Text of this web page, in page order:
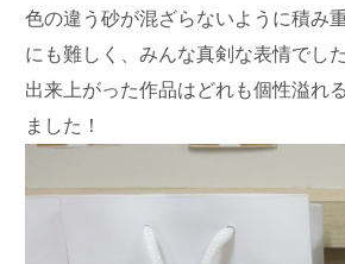
色の違う砂が混ざらないように積み
にも難しく、みんな真剣な表情でした
出来上がった作品はどれも個性溢れ
ました！